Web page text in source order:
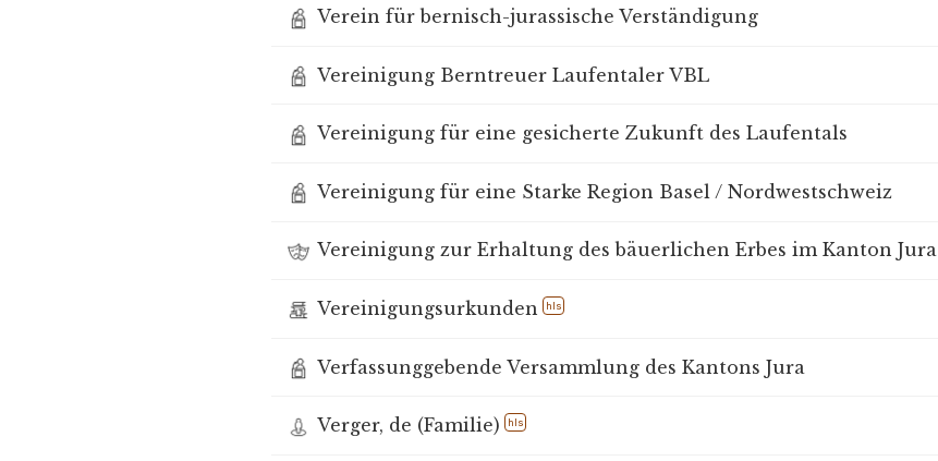
Verein für bernisch-jurassische Verständigung
Vereinigung Berntreuer Laufentaler VBL
Vereinigung für eine gesicherte Zukunft des Laufentals
Vereinigung für eine Starke Region Basel / Nordwestschweiz
Vereinigung zur Erhaltung des bäuerlichen Erbes im Kanton Jura
Vereinigungsurkunden hls
Verfassunggebende Versammlung des Kantons Jura
Verger, de (Familie) hls